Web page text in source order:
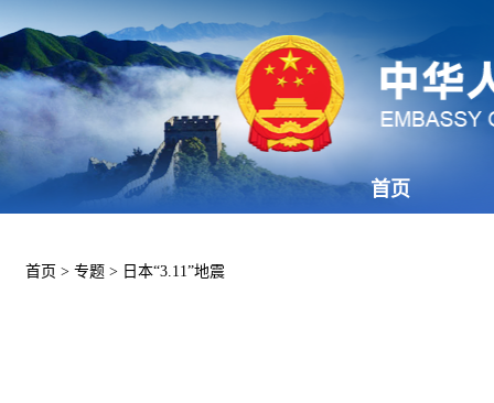
首页
首页 > 专题 > 日本“3.11”地震